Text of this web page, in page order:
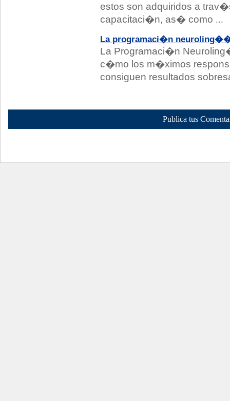
estos son adquiridos a
capacitaci�n, as� como ...
La programaci�n
La Programaci�n
c�mo los m�ximos
consiguen resultados
Publica tus